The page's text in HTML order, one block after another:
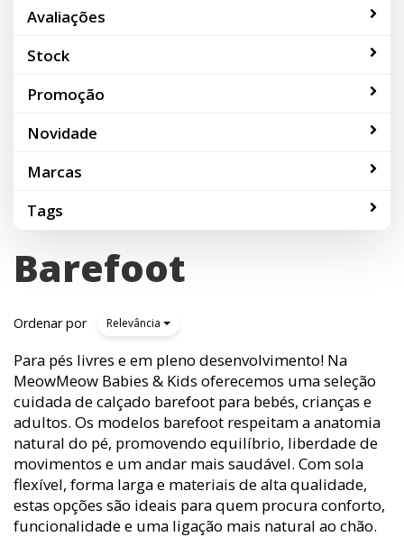
Avaliações
Stock
Promoção
Novidade
Marcas
Tags
Barefoot
Ordenar por Relevância
Para pés livres e em pleno desenvolvimento! Na
MeowMeow Babies & Kids oferecemos uma seleção
cuidada de calçado barefoot para bebés, crianças e
adultos. Os modelos barefoot respeitam a anatomia
natural do pé, promovendo equilíbrio, liberdade de
movimentos e um andar mais saudável. Com sola
flexível, forma larga e materiais de alta qualidade,
estas opções são ideais para quem procura conforto,
funcionalidade e uma ligação mais natural ao chão.